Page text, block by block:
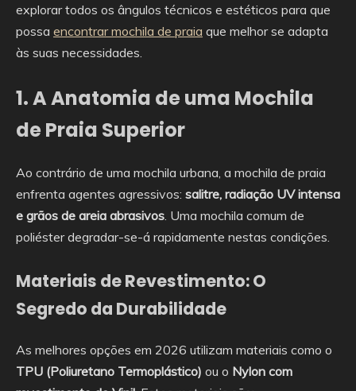
explorar todos os ângulos técnicos e estéticos para que
possa encontrar mochila de praia que melhor se adapta
às suas necessidades.
1. A Anatomia de uma Mochila
de Praia Superior
Ao contrário de uma mochila urbana, a mochila de praia
enfrenta agentes agressivos: salitre, radiação UV intensa
e grãos de areia abrasivos . Uma mochila comum de
poliéster degradar-se-á rapidamente nestas condições.
Materiais de Revestimento: O
Segredo da Durabilidade
As melhores opções em 2026 utilizam materiais como o
TPU (Poliuretano Termoplástico) ou o Nylon com